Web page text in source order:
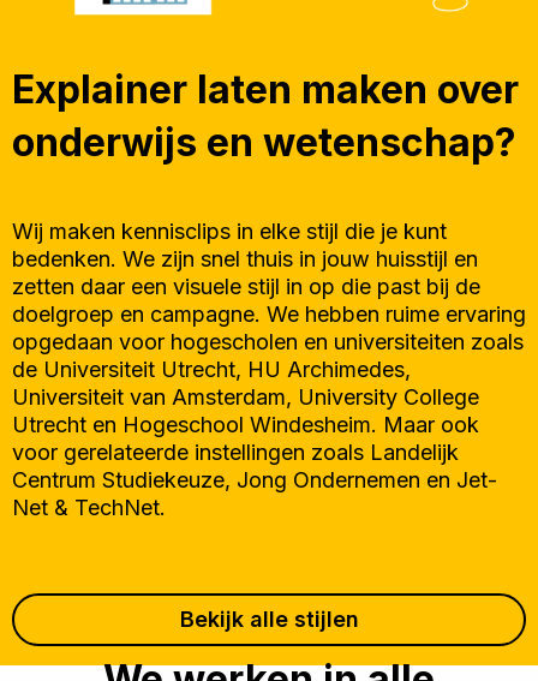
Explainer laten maken over
onderwijs en wetenschap?
Wij maken kennisclips in elke stijl die je kunt
bedenken. We zijn snel thuis in jouw huisstijl en
zetten daar een visuele stijl in op die past bij de
doelgroep en campagne. We hebben ruime ervaring
opgedaan voor hogescholen en universiteiten zoals
de Universiteit Utrecht, HU Archimedes,
Universiteit van Amsterdam, University College
Utrecht en Hogeschool Windesheim. Maar ook
voor gerelateerde instellingen zoals Landelijk
Centrum Studiekeuze, Jong Ondernemen en Jet-
Net & TechNet.
Bekijk alle stijlen